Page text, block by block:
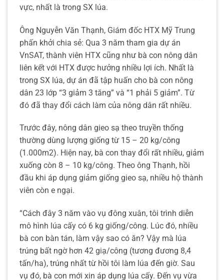
vực, nhất là trong SX lúa.
Ông Nguyễn Văn Thạnh, Giám đốc HTX Mỹ Trung
phấn khởi chia sẻ: Qua 3 năm tham gia dự án
VnSAT, thành viên HTX cũng như bà con nông dân
liên kết với HTX được hưởng nhiều lợi ích. Nhất là
trong SX lúa, dự án đã tập huấn cho bà con nông
dân 23 lớp “3 giảm 3 tăng” và “1 phải 5 giảm”. Từ
đó đã thay đổi cách làm của nông dân rất nhiều.
Trước đây, nông dân gieo sạ theo truyền thống
thường dùng lượng giống từ 15 – 20 kg/công
(1.000m2). Hiện nay, bà con thay đổi rất nhiều, giảm
xuống còn 8 – 10 kg/công. Theo ông Thạnh, hồi
đầu khi áp dụng giảm giống gieo sạ, nhiều hộ thành
viên còn e ngại.
“Cách đây 3 năm vào vụ đông xuân, tôi trình diễn
mô hình lúa cấy có 6 kg giống/công. Lúc đó, nhiều
bà con bàn tán, làm vậy sao có ăn? Vậy mà lúa
trúng bất ngờ hơn 42 giạ/công (tương đương 8,4
tấn/ha), trúng nhất từ hồi tôi làm lúa đến giờ. Sau
vụ đó, bà con mới xin áp dụng lúa cấy. Đến vụ vừa